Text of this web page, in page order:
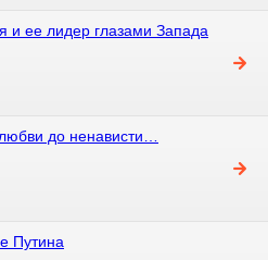
и ее лидер глазами Запада
до ненависти…
Путина